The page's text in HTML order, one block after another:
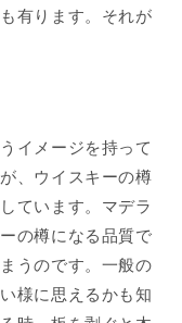
有ります。それが
イメージを持って
、ウイスキーの樽
ています。マデラ
の樽になる品質で
うのです。一般の
様に思えるかも知